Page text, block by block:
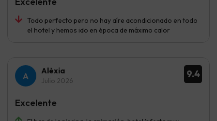
Todo perfecto pero no hay aíre acondicionado en todo
el hotel y hemos ido en época de máximo calor
9.4
Alèxia
Julio 2026
Excelente